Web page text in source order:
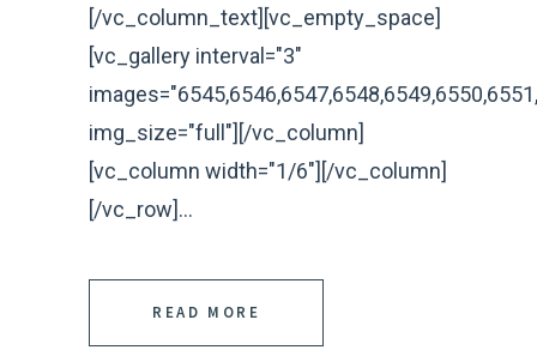
[/vc_column_text][vc_empty_space]
[vc_gallery interval="3"
img_size="full"][/vc_column]
[vc_column width="1/6"][/vc_column]
[/vc_row]...
READ MORE